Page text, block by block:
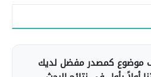
موضوع كمصدر مفضل لديك